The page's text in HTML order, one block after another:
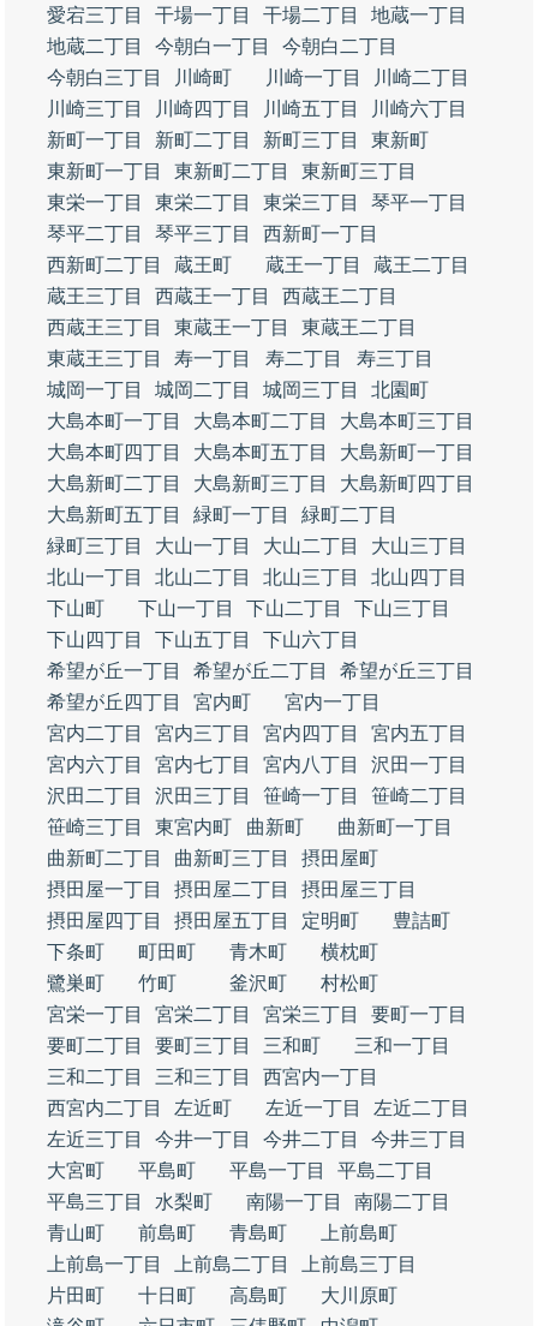
愛宕三丁目
干場一丁目 干場二丁目
地蔵一丁目
地蔵二丁目
今朝白一丁目
今朝白二丁目
今朝白三丁目
川崎町 川崎一丁目
川崎二丁目
川崎三丁目
川崎四丁目 川崎五丁目
川崎六丁目
新町一丁目
新町二丁目 新町三丁目
東新町
東新町一丁目
東新町二丁目
東新町三丁目
東栄一丁目
東栄二丁目 東栄三丁目
琴平一丁目
琴平二丁目
琴平三丁目
西新町一丁目
西新町二丁目
蔵王町 蔵王一丁目
蔵王二丁目
蔵王三丁目
西蔵王一丁目
西蔵王二丁目
西蔵王三丁目
東蔵王一丁目
東蔵王二丁目
東蔵王三丁目
寿一丁目 寿二丁目
寿三丁目
城岡一丁目
城岡二丁目 城岡三丁目
北園町
大島本町一丁目
大島本町二丁目
大島本町三丁目
大島本町四丁目
大島本町五丁目
大島新町一丁目
大島新町二丁目
大島新町三丁目
大島新町四丁目
大島新町五丁目
緑町一丁目
緑町二丁目
緑町三丁目
大山一丁目 大山二丁目
大山三丁目
北山一丁目
北山二丁目 北山三丁目
北山四丁目
下山町
下山一丁目 下山二丁目
下山三丁目
下山四丁目
下山五丁目
下山六丁目
希望が丘一丁目
希望が丘二丁目
希望が丘三丁目
希望が丘四丁目
宮内町
宮内一丁目
宮内二丁目
宮内三丁目 宮内四丁目
宮内五丁目
宮内六丁目
宮内七丁目 宮内八丁目
沢田一丁目
沢田二丁目
沢田三丁目 笹崎一丁目
笹崎二丁目
笹崎三丁目
東宮内町 曲新町
曲新町一丁目
曲新町二丁目
曲新町三丁目
摂田屋町
摂田屋一丁目
摂田屋二丁目
摂田屋三丁目
摂田屋四丁目
摂田屋五丁目 定明町
豊詰町
下条町
町田町 青木町
横枕町
鷺巣町
竹町 釜沢町
村松町
宮栄一丁目
宮栄二丁目 宮栄三丁目
要町一丁目
要町二丁目
要町三丁目 三和町
三和一丁目
三和二丁目
三和三丁目
西宮内一丁目
西宮内二丁目
左近町 左近一丁目
左近二丁目
左近三丁目
今井一丁目 今井二丁目
今井三丁目
大宮町
平島町 平島一丁目
平島二丁目
平島三丁目
水梨町 南陽一丁目
南陽二丁目
青山町
前島町 青島町
上前島町
上前島一丁目
上前島二丁目
上前島三丁目
片田町
十日町 高島町
大川原町